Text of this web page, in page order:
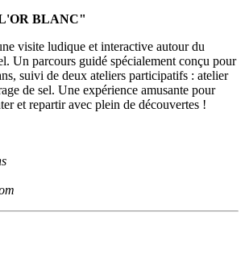
BLANC"
visite ludique et interactive autour du
Un parcours guidé spécialement conçu pour
suivi de deux ateliers participatifs : atelier
de sel. Une expérience amusante pour
et repartir avec plein de découvertes !